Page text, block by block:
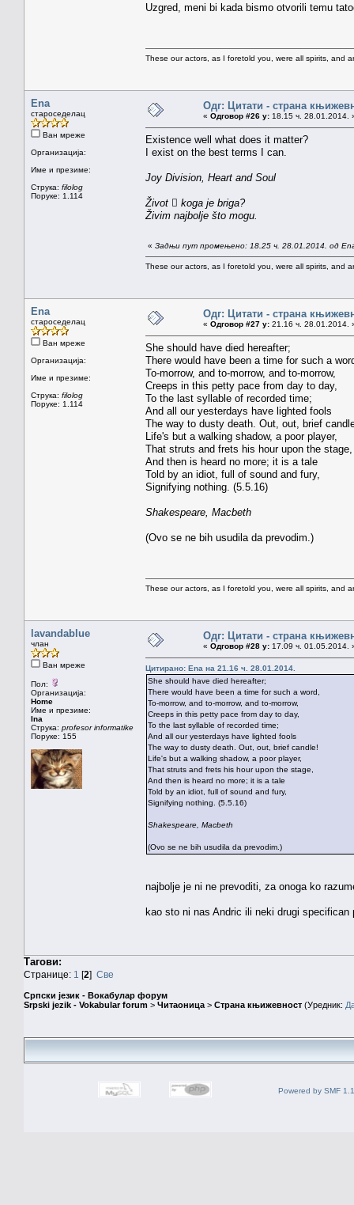
Uzgred, meni bi kada bismo otvorili temu
These our actors, as I foretold you, were all spirits, and
Ena
староседелац
Ван мреже
Организација:
Име и презиме:
Струка: filolog
Поруке: 1.114
Одг: Цитати - страна
« Одговор #26 у: 18.15 ч. 28.01.2014.
Existence well what does it matter?
I exist on the best terms I can.
Joy Division, Heart and Soul
Život  koga je briga?
Živim najbolje što mogu.
« Задњи пут промењено: 18.25 ч. 28.01.2014. од
These our actors, as I foretold you, were all spirits, and
Ena
староседелац
Ван мреже
Организација:
Име и презиме:
Струка: filolog
Поруке: 1.114
Одг: Цитати - страна
« Одговор #27 у: 21.16 ч. 28.01.2014.
She should have died hereafter;
There would have been a time for such a
To-morrow, and to-morrow, and to-morrow,
Creeps in this petty pace from day to day,
To the last syllable of recorded time;
And all our yesterdays have lighted fools
The way to dusty death. Out, out, brief
Life's but a walking shadow, a poor player,
That struts and frets his hour upon the stage,
And then is heard no more; it is a tale
Told by an idiot, full of sound and fury,
Signifying nothing. (5.5.16)
Shakespeare, Macbeth
(Ovo se ne bih usudila da prevodim.)
These our actors, as I foretold you, were all spirits, and
lavandablue
члан
Ван мреже
Пол:
Организација:
Home
Име и презиме:
Ina
Струка: profesor informatike
Поруке: 155
Одг: Цитати - страна
« Одговор #28 у: 17.09 ч. 01.05.2014.
Цитирано: Ena на 21.16 ч. 28.01.2014.
She should have died hereafter;
There would have been a time for such a word,
To-morrow, and to-morrow, and to-morrow,
Creeps in this petty pace from day to day,
To the last syllable of recorded time;
And all our yesterdays have lighted fools
The way to dusty death. Out, out, brief candle!
Life's but a walking shadow, a poor player,
That struts and frets his hour upon the stage,
And then is heard no more; it is a tale
Told by an idiot, full of sound and fury,
Signifying nothing. (5.5.16)
Shakespeare, Macbeth
(Ovo se ne bih usudila da prevodim.)
najbolje je ni ne prevoditi, za onoga ko
kao sto ni nas Andric ili neki drugi
Тагови:
Странице: 1 [2] Све
Српски језик - Вокабулар форум
Srpski jezik - Vokabular forum > Читаоница > Страна књижевност (Уредник:
Powered by SMF